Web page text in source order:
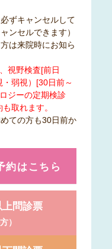
ずキャンセルして
ンセルできます）
は来院時にお知ら
視野検査[前日
弱視）[30日前～
ジーの定期検診
取れます。
ての方も30日前か
約はこちら
問診票
）